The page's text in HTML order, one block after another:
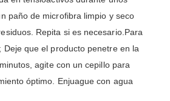
paño de microfibra limpio y seco
Repita si es necesario.Para
Deje que el producto penetre en la
agite con un cepillo para
óptimo. Enjuague con agua